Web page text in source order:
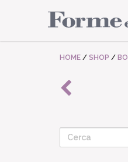
HOME / SHOP /